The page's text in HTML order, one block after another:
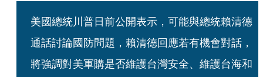
美國總統川普日前公開表示，可能與總統賴清德
通話討論國防問題，賴清德回應若有機會對話，
將強調對美軍購是否維護台灣安全、維護台海和